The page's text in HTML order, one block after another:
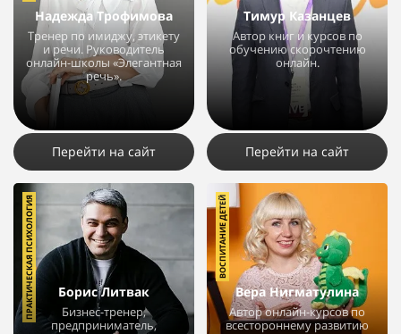
Надежда Трофимова
Тренер по имиджу, этикету
и речи. Руководитель
онлайн-школы «Элегантная
речь».
14638
Перейти на сайт
Тимур Казанцев
Автор книг и курсов по
обучению скорочтению
онлайн.
12
Перейти на сайт
Борис Литвак
Бизнес-тренер,
предприниматель,
ПРАКТИЧЕСКАЯ ПСИХОЛОГИЯ Вера Нигматулина
Автор онлайн-курсов по
всестороннему развитию
ВОСПИТАНИЕ ДЕТЕЙ